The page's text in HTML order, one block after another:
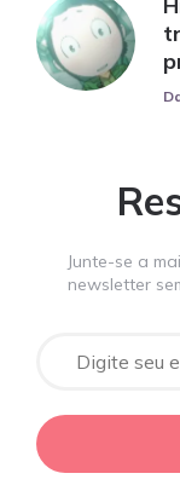
Junte-se a
newsletter